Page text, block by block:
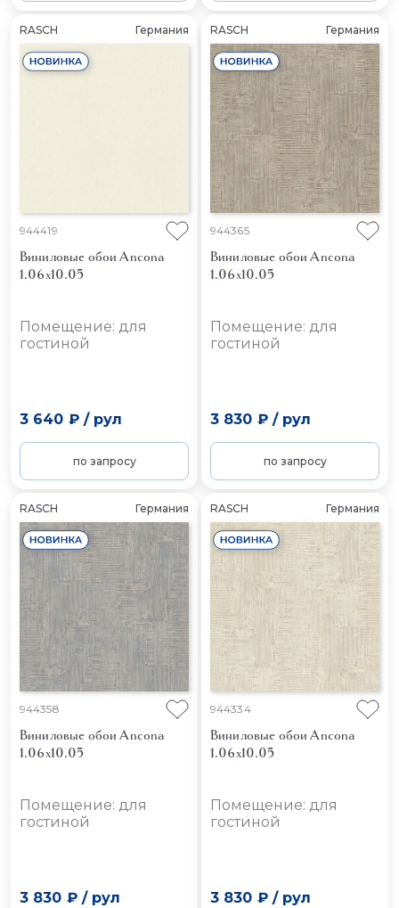
RASCH Германия
944419
Виниловые обои Ancona
1.06x10.05
Помещение: для
гостиной
3 640 ₽/ рул
по запросу
RASCH Германия
944365
Виниловые обои Ancona
1.06x10.05
Помещение: для
гостиной
3 830 ₽/ рул
по запросу
RASCH Германия
944358
Виниловые обои Ancona
1.06x10.05
Помещение: для
гостиной
3 830 ₽/ рул
RASCH Германия
944334
Виниловые обои Ancona
1.06x10.05
Помещение: для
гостиной
3 830 ₽/ рул